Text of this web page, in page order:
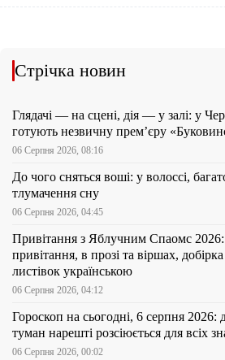
Стрічка новин
Глядачі — на сцені, дія — у залі: у
готують незвичну прем’єру
06 Серпня 2026, 08:16
До чого сняться воші: у волоссі,
тлумачення сну
06 Серпня 2026, 04:45
Привітання з Яблучним Спаомс 2026:
привітання, в прозі та віршах,
листівок українською
06 Серпня 2026, 04:12
Гороскоп на сьогодні, 6 серпня 2026:
туман нарешті розсіюється для всіх
06 Серпня 2026, 00:02